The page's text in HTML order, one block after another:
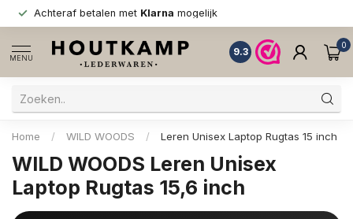
Achteraf betalen met Klarna mogelijk
MENU
9.3
0
Home / WILD WOODS / Leren Unisex Laptop Rugtas 15 inch
WILD WOODS Leren Unisex
Laptop Rugtas 15,6 inch